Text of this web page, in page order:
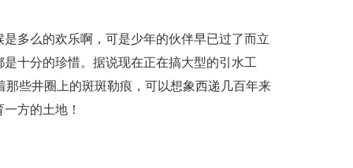
多么的欢乐啊，可是少年的伙伴早已过了而立
十分的珍惜。据说现在正在搞大型的引水工
些井圈上的斑斑勒痕，可以想象西递几百年来
方的土地！